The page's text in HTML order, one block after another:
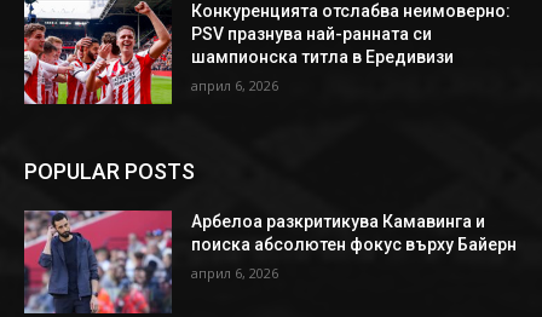
Конкуренцията отслабва неимоверно:
PSV празнува най-ранната си
шампионска титла в Ередивизи
април 6, 2026
POPULAR POSTS
Арбелоа разкритикува Камавинга и
поиска абсолютен фокус върху Байерн
април 6, 2026